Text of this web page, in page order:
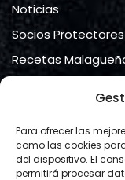
Para ofrecer las
como las cookies
del dispositivo. El
permitirá procesar
Noticias
Socios Protectores
Recetas
Contacto
Ateneo de